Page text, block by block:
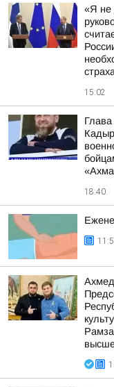
«Я не
15:02
18:40